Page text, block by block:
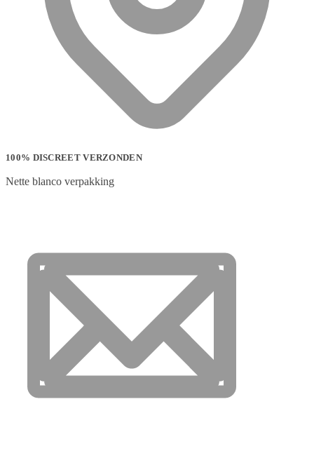
100% DISCREET VERZONDEN
Nette blanco verpakking